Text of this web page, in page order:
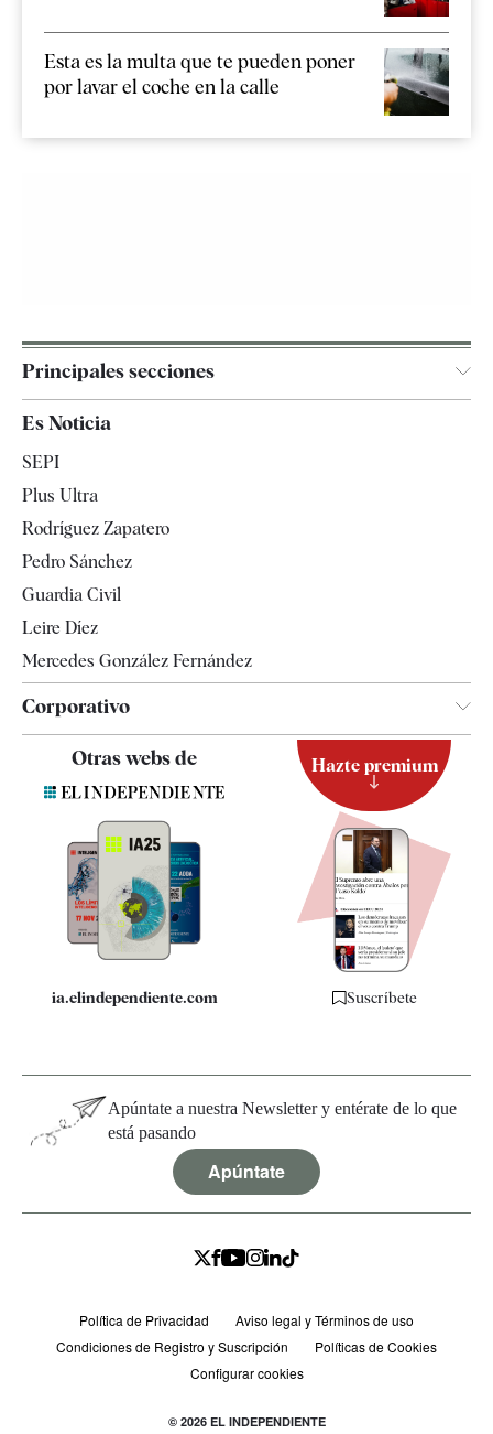
Esta es la multa que te pueden poner
por lavar el coche en la calle
Principales secciones
España
Televisión
Es Noticia
SEPI
Plus Ultra
Rodríguez Zapatero
Pedro Sánchez
Guardia Civil
Leire Díez
Mercedes González Fernández
Corporativo
Contacto
Quiénes somos
Especificaciones
Otras webs de
ia.elindependiente.com
Hazte premium
Suscríbete
Apúntate a nuestra Newsletter y entérate de lo que
está pasando
Apúntate
Política de Privacidad
Aviso legal y Términos de uso
Condiciones de Registro y Suscripción
Políticas de Cookies
Configurar cookies
© 2026 EL INDEPENDIENTE